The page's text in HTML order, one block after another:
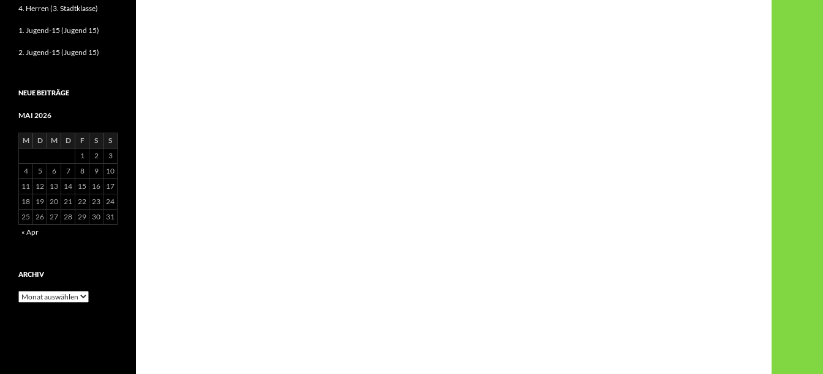
4. Herren (3. Stadtklasse)
1. Jugend-15 (Jugend 15)
2. Jugend-15 (Jugend 15)
NEUE BEITRÄGE
MAI 2026
M D M D F S
S
1
2
3
4
5 6 7 8 9
10
11
12 13 14 15 16
17
18
19 20 21 22 23 24
25
26 27 28 29 30
31
« Apr
ARCHIV
Archiv